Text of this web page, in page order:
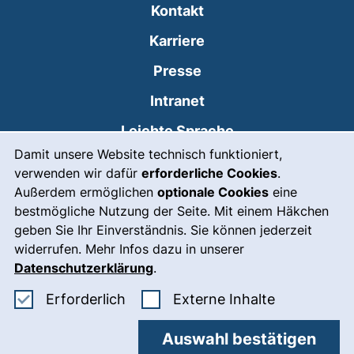
Damit unsere Website technisch funktioniert,
verwenden wir dafür erforderliche Cookies.
Außerdem ermöglichen optionale Cookies eine
bestmögliche Nutzung der Seite. Mit einem Häkchen
geben Sie Ihr Einverständnis. Sie können jederzeit
widerrufen. Mehr Infos dazu in unserer
Datenschutzerklärung.
Erforderlich Erforderliche Cookies akzeptieren
Externe Inhalte: Externe
Auswahl bestätigen
Kontakt
Karriere
Presse
Intranet(externer Link, öffnet
Leichte Sprache
Gebärdensprache
Notfall(externer Link, öffnet
Impressum
Barrierefreiheit
Datenschutz
Cookie-Einstellungen